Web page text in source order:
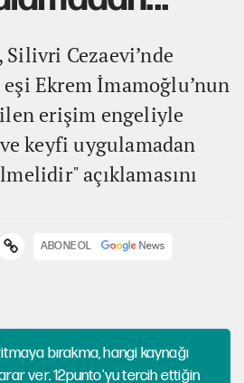
Cezaevi’nde
Ekrem İmamoğlu’nun
erişim engeliyle
keyfi uygulamadan
açıklamasını
ABONE OL
bırakma, hangi kaynağı
ver. 12punto'yu tercih ettiğin